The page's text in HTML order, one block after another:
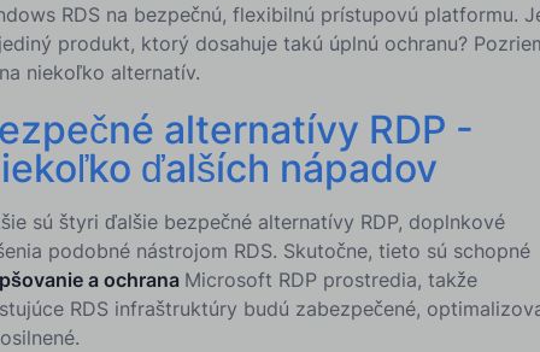
RDS na bezpečnú, flexibilnú prístupovú platformu.
produkt, ktorý dosahuje takú úplnú ochranu?
niekoľko alternatív.
alternatívy RDP -
ďalších nápadov
sú štyri ďalšie bezpečné alternatívy RDP, doplnkové
podobné nástrojom RDS. Skutočne, tieto sú schopné
a ochrana Microsoft RDP prostredia, takže
RDS infraštruktúry budú zabezpečené,